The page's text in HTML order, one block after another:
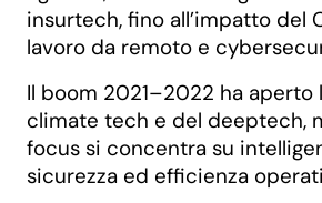
insurtech, fino all’impatto del
lavoro da remoto e
Il boom 2021–2022 ha aperto
climate tech e del deeptech,
focus si concentra su
sicurezza ed efficienza